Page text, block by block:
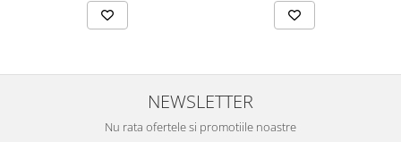
NEWSLETTER
Nu rata ofertele si promotiile noastre